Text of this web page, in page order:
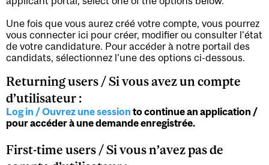
Une fois que vous aurez créé votre compte, vous pourrez
vous connecter ici pour créer, modifier ou consulter l'état
de votre candidature. Pour accéder à notre portail des
candidats, sélectionnez l'une des options ci-dessous.
Returning users / Si vous avez un compte
d’utilisateur :
Log in / Ouvrez une session to continue an application /
pour accéder à une demande enregistrée.
First-time users / Si vous n’avez pas de